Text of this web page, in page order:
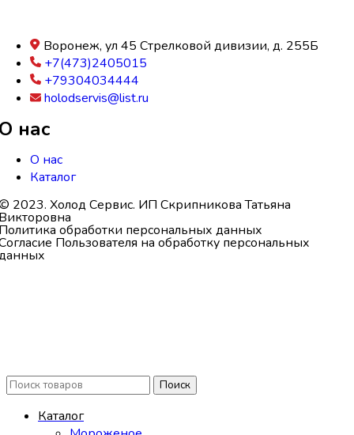
Воронеж, ул 45 Стрелковой дивизии, д. 255Б
+7(473)2405015
+79304034444
holodservis@list.ru
нас
О нас
Каталог
2023. Холод Сервис. ИП Скрипникова Татьяна
обработки персональных данных
Пользователя на обработку персональных
Поиск
Каталог